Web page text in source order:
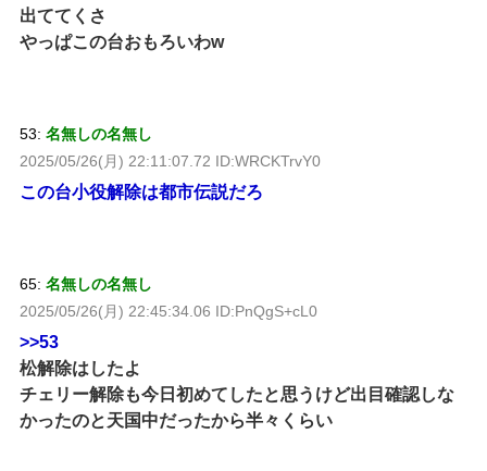
出ててくさ
やっぱこの台おもろいわw
53: 名無しの名無し
2025/05/26(月) 22:11:07.72 ID:WRCKTrvY0
この台小役解除は都市伝説だろ
65: 名無しの名無し
2025/05/26(月) 22:45:34.06 ID:PnQgS+cL0
>>53
松解除はしたよ
チェリー解除も今日初めてしたと思うけど出目確認しな
かったのと天国中だったから半々くらい